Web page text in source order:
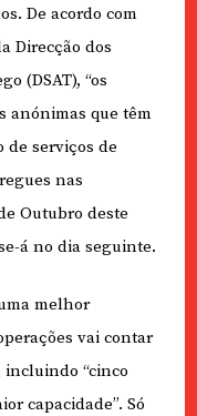
De acordo com
Direcção dos
(DSAT), “os
anónimas que têm
serviços de
nas
Outubro deste
á no dia seguinte.
melhor
vai contar
incluindo “cinco
capacidade”. Só